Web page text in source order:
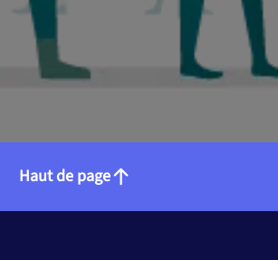
Haut de page